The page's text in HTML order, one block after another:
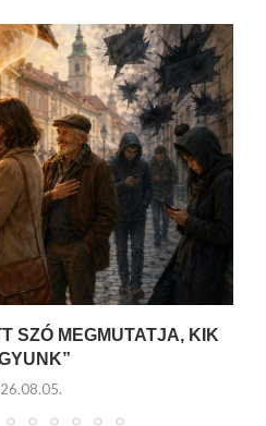
SZÓ MEGMUTATJA, KIK